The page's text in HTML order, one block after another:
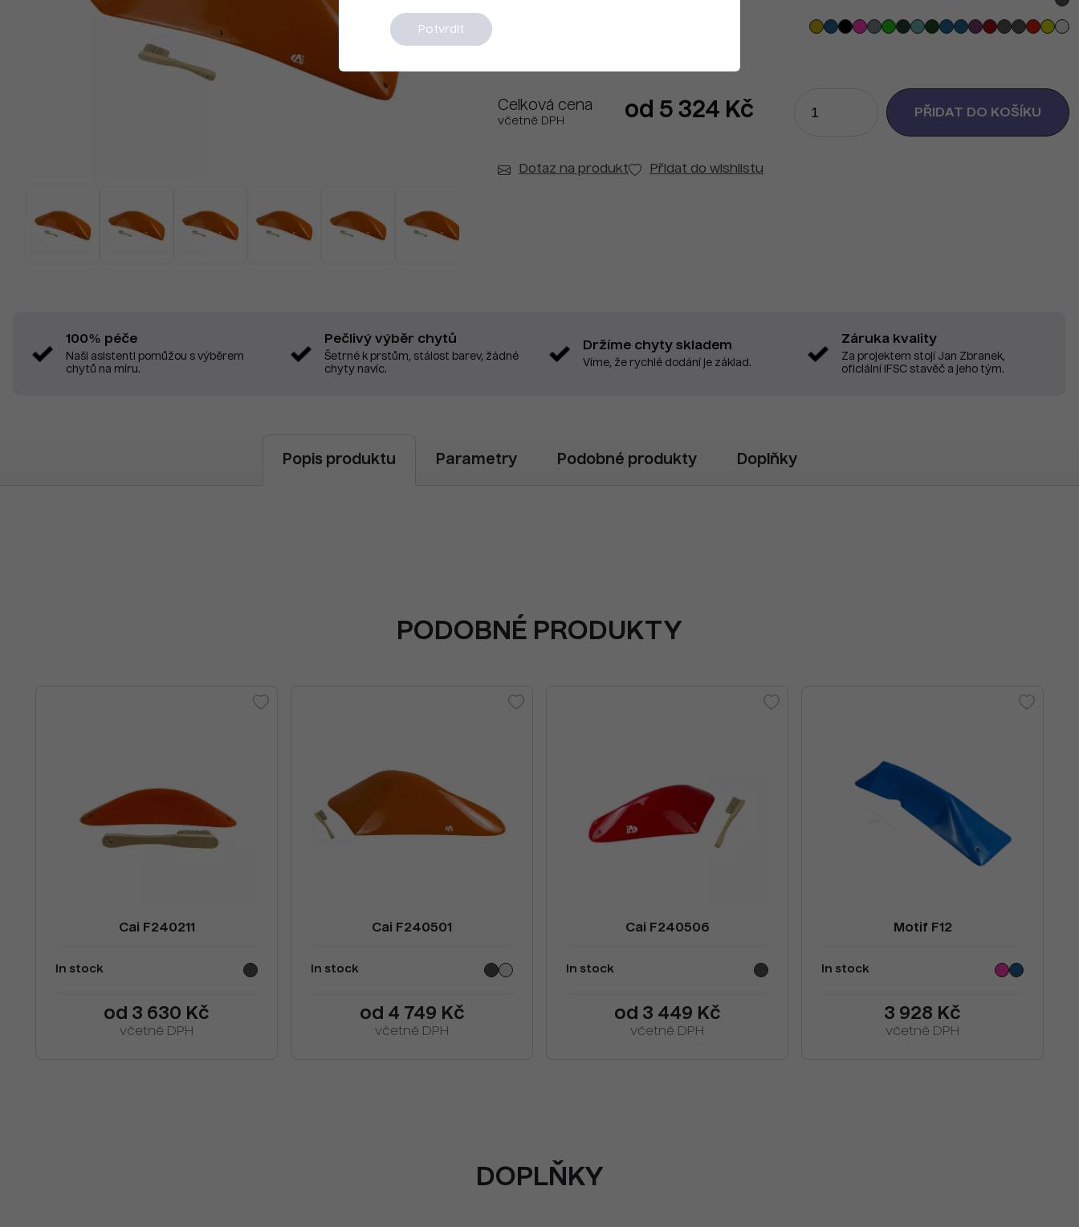
Celková cena
včetně DPH od 5 324 Kč
Dotaz na produkt Přidat do wishlistu
100% péče
Naši asistenti pomůžou s výběrem
chytů na míru.
Pečlivý výběr chytů
Šetrné k prstům, stálost barev, žádné
chyty navíc.
Držíme chyty skladem
Víme, že rychlé dodání je základ.
Záruka kvality
Za projektem stojí Jan Zbranek,
oficiální IFSC stavěč a jeho tým.
Popis produktu Parametry Podobné produkty Doplňky
PODOBNÉ PRODUKTY
Cai F240211
In stock
od 3 630 Kč
včetně DPH
Cai F240501
In stock
od 4 749 Kč
včetně DPH
Cai F240506
In stock
od 3 449 Kč
včetně DPH
Motif F12
In stock
3 928 Kč
včetně DPH
DOPLŇKY
Potvrdit